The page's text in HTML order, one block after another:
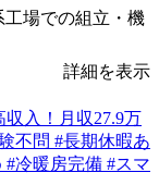
場での組立・機
詳細を表示